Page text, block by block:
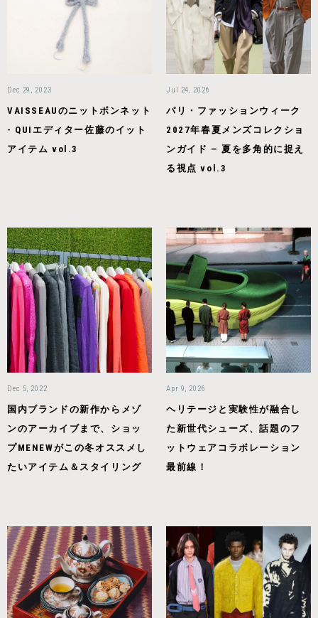
Dec 29, 2023
VAISSEAUのニットボンネット
- QUIエディター佐藤のイット
アイテム vol.3
Jul 24, 2026
パリ・ファッションウィーク
2027年春夏メンズコレクショ
ンガイド — 夏を多角的に捉え
る視点 vol.3
Dec 5, 2022
国内ブランドの新作からメゾ
ンのアーカイブまで、ショッ
プMENEWがこの冬オススメし
たいアイテム＆スタイリング
Apr 9, 2026
ヘリテージと実験性が融合し
た新世代シューズ、話題のフ
ットウェアコラボレーション
最前線！